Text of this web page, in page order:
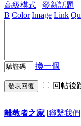
高級模式 | 發新話題
B Color Image Link
換一個
發表回覆 回帖後
離教者之家 |聯繫我們